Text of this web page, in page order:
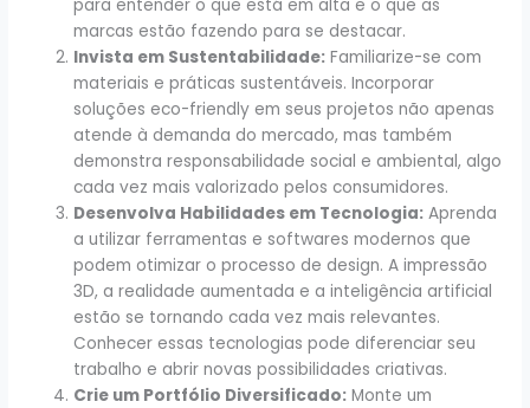
para entender o que está em alta e o que as
marcas estão fazendo para se destacar.
Invista em Sustentabilidade: Familiarize-se com
materiais e práticas sustentáveis. Incorporar
soluções eco-friendly em seus projetos não apenas
atende à demanda do mercado, mas também
demonstra responsabilidade social e ambiental, algo
cada vez mais valorizado pelos consumidores.
Desenvolva Habilidades em Tecnologia: Aprenda
a utilizar ferramentas e softwares modernos que
podem otimizar o processo de design. A impressão
3D, a realidade aumentada e a inteligência artificial
estão se tornando cada vez mais relevantes.
Conhecer essas tecnologias pode diferenciar seu
trabalho e abrir novas possibilidades criativas.
Crie um Portfólio Diversificado: Monte um